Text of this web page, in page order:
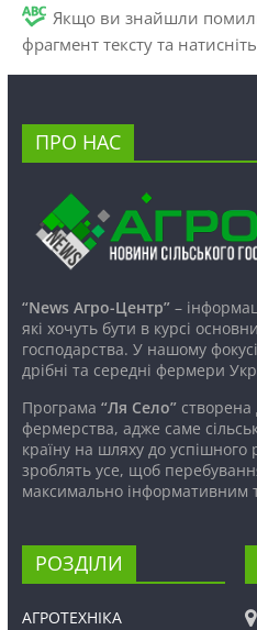
Якщо ви знайшли
фрагмент тексту та натисніть
ПРО НАС
“News Агро-Центр”–
які хочуть бути в курсі
господарства. У нашому
дрібні та середні фермери
Програма “Ля Село”створена
фермерства, адже саме
країну на шляху до успішного
зроблять усе, щоб
максимально інформативним
РОЗДІЛИ
АГРОТЕХНІКА